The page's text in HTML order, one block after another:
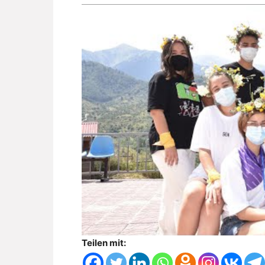
Teilen mit: